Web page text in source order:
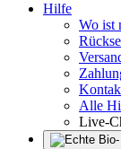
Hilfe
Wo ist
Alle
Live-